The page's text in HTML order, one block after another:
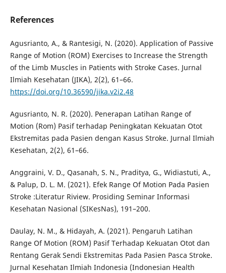
References
Agusrianto, A., & Rantesigi, N. (2020). Application of Passive
Range of Motion (ROM) Exercises to Increase the Strength
of the Limb Muscles in Patients with Stroke Cases. Jurnal
Ilmiah Kesehatan (JIKA), 2(2), 61–66.
https://doi.org/10.36590/jika.v2i2.48
Agusrianto, N. R. (2020). Penerapan Latihan Range of
Motion (Rom) Pasif terhadap Peningkatan Kekuatan Otot
Ekstremitas pada Pasien dengan Kasus Stroke. Jurnal Ilmiah
Kesehatan, 2(2), 61–66.
Anggraini, V. D., Qasanah, S. N., Praditya, G., Widiastuti, A.,
& Palup, D. L. M. (2021). Efek Range Of Motion Pada Pasien
Stroke :Literatur Riview. Prosiding Seminar Informasi
Kesehatan Nasional (SIKesNas), 191–200.
Daulay, N. M., & Hidayah, A. (2021). Pengaruh Latihan
Range Of Motion (ROM) Pasif Terhadap Kekuatan Otot dan
Rentang Gerak Sendi Ekstremitas Pada Pasien Pasca Stroke.
Jurnal Kesehatan Ilmiah Indonesia (Indonesian Health